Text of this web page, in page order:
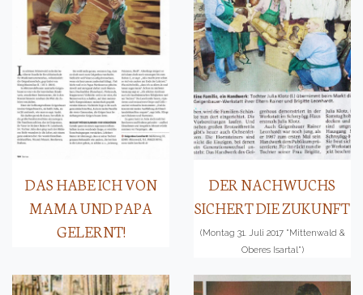
DAS HABE ICH VON
MAMA UND PAPA
GELERNT!
DER NACHWUCHS
SICHERT DIE ZUKUNFT
(Montag 31. Juli 2017 "Mittenwald &
Oberes Isartal")